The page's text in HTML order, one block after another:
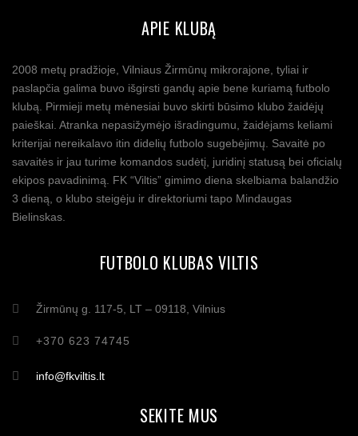
APIE KLUBĄ
2008 metų pradžioje, Vilniaus Žirmūnų mikrorajone, tyliai ir
paslapčia galima buvo išgirsti gandų apie bene kuriamą futbolo
klubą. Pirmieji metų mėnesiai buvo skirti būsimo klubo žaidėjų
paieškai. Atranka nepasižymėjo išradingumu, žaidėjams keliami
kriterijai nereikalavo itin didelių futbolo sugebėjimų. Savaitė po
savaitės ir jau turime komandos sudėtį, juridinį statusą bei oficialų
ekipos pavadinimą. FK “Viltis” gimimo diena skelbiama balandžio
3 dieną, o klubo steigėju ir direktoriumi tapo Mindaugas
Bielinskas.
FUTBOLO KLUBAS VILTIS
Žirmūnų g. 117-5, LT – 09118, Vilnius
+370 623 74745
info@fkviltis.lt
SEKITE MUS